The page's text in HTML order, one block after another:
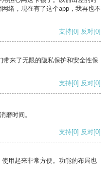
络，现在有了这个app，我再也不
支持[0] 反对[0]
来了无限的隐私保护和安全性保
支持[0] 反对[0]
磨时间。
支持[0] 反对[0]
用起来非常方便。功能的布局也